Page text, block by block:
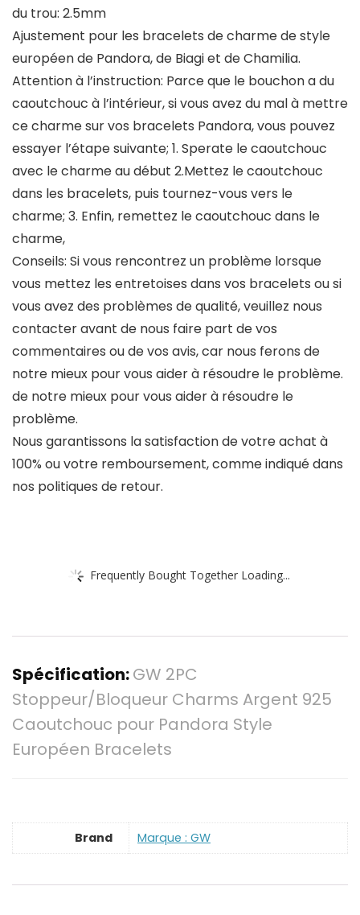
du trou: 2.5mm
Ajustement pour les bracelets de charme de style
européen de Pandora, de Biagi et de Chamilia.
Attention à l’instruction: Parce que le bouchon a du
caoutchouc à l’intérieur, si vous avez du mal à mettre
ce charme sur vos bracelets Pandora, vous pouvez
essayer l’étape suivante; 1. Sperate le caoutchouc
avec le charme au début 2.Mettez le caoutchouc
dans les bracelets, puis tournez-vous vers le
charme; 3. Enfin, remettez le caoutchouc dans le
charme,
Conseils: Si vous rencontrez un problème lorsque
vous mettez les entretoises dans vos bracelets ou si
vous avez des problèmes de qualité, veuillez nous
contacter avant de nous faire part de vos
commentaires ou de vos avis, car nous ferons de
notre mieux pour vous aider à résoudre le problème.
de notre mieux pour vous aider à résoudre le
problème.
Nous garantissons la satisfaction de votre achat à
100% ou votre remboursement, comme indiqué dans
nos politiques de retour.
Frequently Bought Together Loading...
Spécification:GW 2PC
Stoppeur/Bloqueur Charms Argent 925
Caoutchouc pour Pandora Style
Européen Bracelets
Brand Marque : GW